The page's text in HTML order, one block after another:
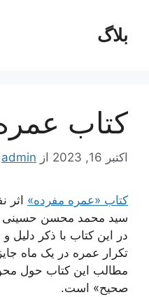
محتوابلاگ
کتاب
اکتبر 16, 2023 از admin
کتاب «عمره مفرده» اثر
سید محمد محسن
در این کتاب با ذکر دلیل
تکرار عمره در یک ماه
مطالب این کتاب حول
صحیح» است.